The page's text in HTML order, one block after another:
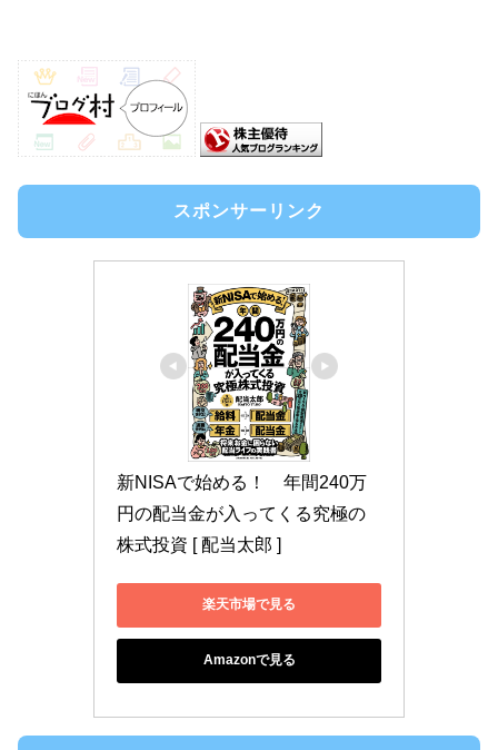
スポンサーリンク
新NISAで始める！　年間240万
円の配当金が入ってくる究極の
株式投資 [ 配当太郎 ]
楽天市場で見る
Amazonで見る